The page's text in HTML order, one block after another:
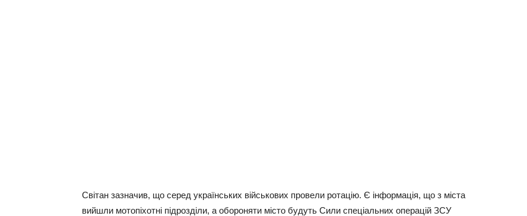
Світан зазначив, що серед українських військових провели ротацію. Є інформація, що з міста
вийшли мотопіхотні підрозділи, а обороняти місто будуть Сили спеціальних операцій ЗСУ